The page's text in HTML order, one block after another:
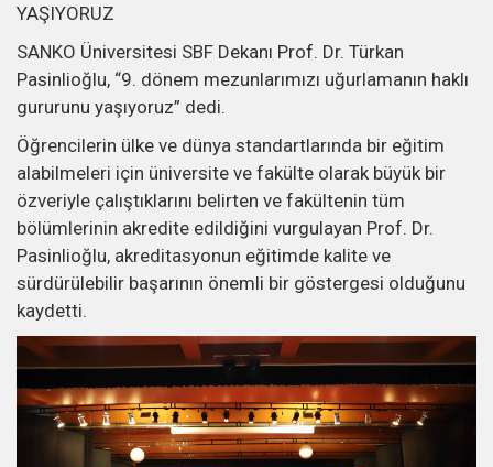
YAŞIYORUZ
SANKO Üniversitesi SBF Dekanı Prof. Dr. Türkan
Pasinlioğlu, “9. dönem mezunlarımızı uğurlamanın haklı
gururunu yaşıyoruz” dedi.
Öğrencilerin ülke ve dünya standartlarında bir eğitim
alabilmeleri için üniversite ve fakülte olarak büyük bir
özveriyle çalıştıklarını belirten ve fakültenin tüm
bölümlerinin akredite edildiğini vurgulayan Prof. Dr.
Pasinlioğlu, akreditasyonun eğitimde kalite ve
sürdürülebilir başarının önemli bir göstergesi olduğunu
kaydetti.